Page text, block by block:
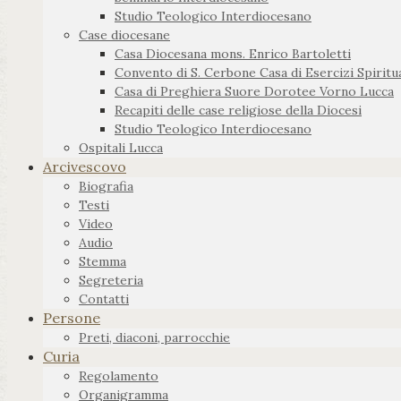
Studio Teologico Interdiocesano
Case diocesane
Casa Diocesana mons. Enrico Bartoletti
Convento di S. Cerbone Casa di Esercizi
Casa di Preghiera Suore Dorotee Vorno Lucca
Recapiti delle case religiose della Diocesi
Studio Teologico Interdiocesano
Ospitali Lucca
Arcivescovo
Biografia
Testi
Video
Audio
Stemma
Segreteria
Contatti
Persone
Preti, diaconi, parrocchie
Curia
Regolamento
Organigramma